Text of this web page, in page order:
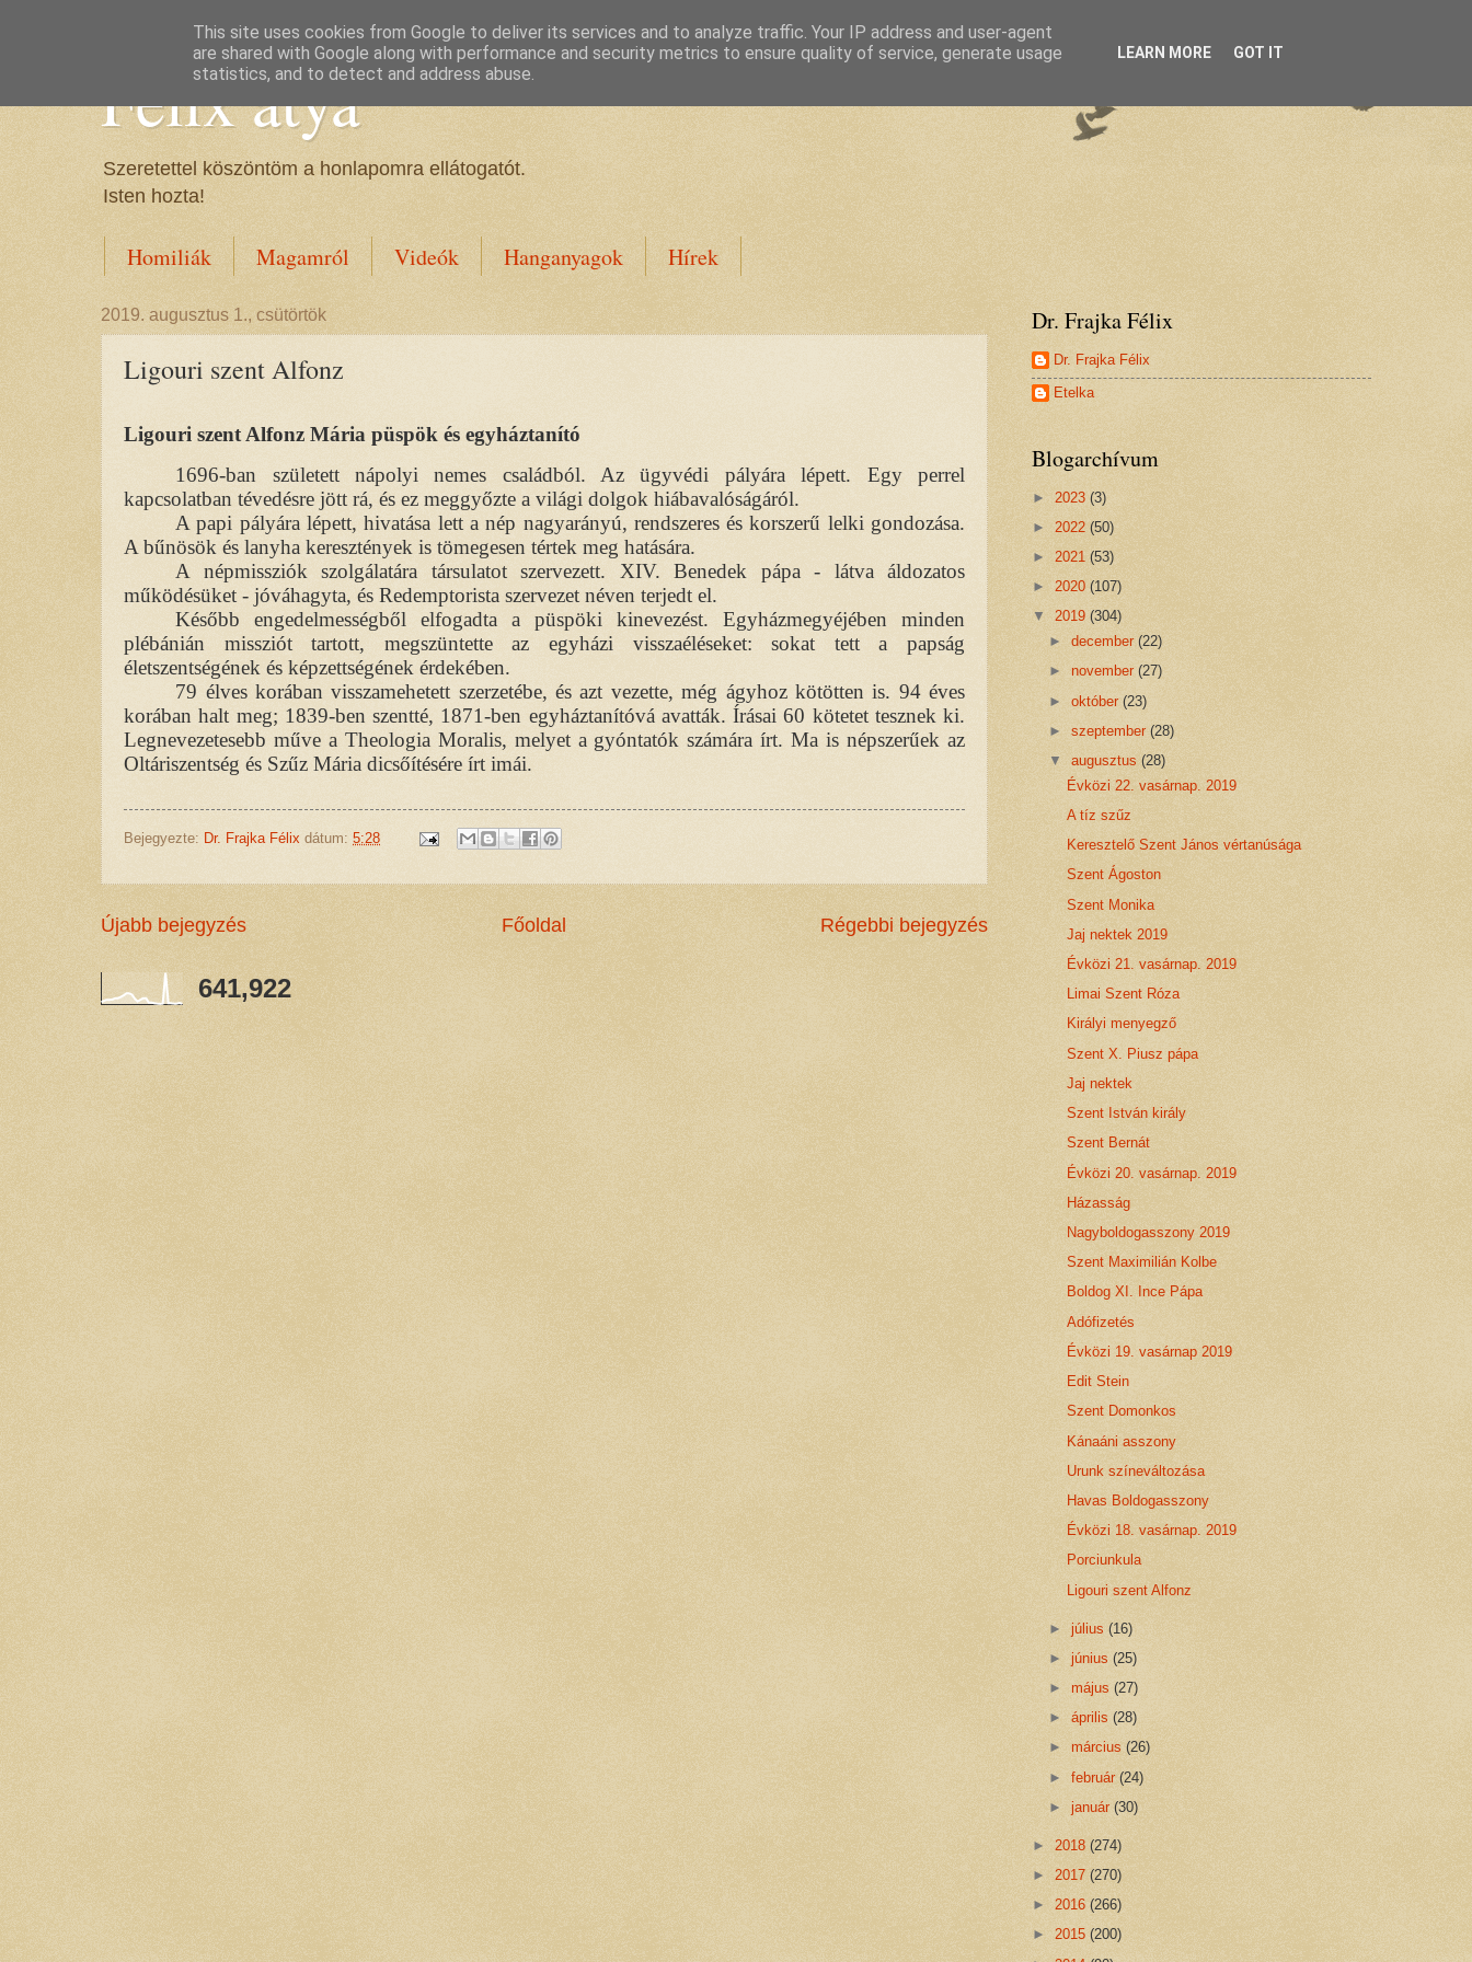
Félix atya
Szeretettel köszöntöm a honlapomra ellátogatót.
Isten hozta!
Homiliák Magamról Videók Hanganyagok Hírek
2019. augusztus 1., csütörtök
Ligouri szent Alfonz
Ligouri szent Alfonz Mária püspök és egyháztanító
1696-ban született nápolyi nemes családból. Az ügyvédi pályára lépett. Egy perrel
kapcsolatban tévedésre jött rá, és ez meggyőzte a világi dolgok hiábavalóságáról.
A papi pályára lépett, hivatása lett a nép nagyarányú, rendszeres és korszerű lelki gondozása.
A bűnösök és lanyha keresztények is tömegesen tértek meg hatására.
A népmissziók szolgálatára társulatot szervezett. XIV. Benedek pápa - látva áldozatos
működésüket - jóváhagyta, és Redemptorista szervezet néven terjedt el.
Később engedelmességből elfogadta a püspöki kinevezést. Egyházmegyéjében minden
plébánián missziót tartott, megszüntette az egyházi visszaéléseket: sokat tett a papság
életszentségének és képzettségének érdekében.
79 élves korában visszamehetett szerzetébe, és azt vezette, még ágyhoz kötötten is. 94 éves
korában halt meg; 1839-ben szentté, 1871-ben egyháztanítóvá avatták. Írásai 60 kötetet tesznek ki.
Legnevezetesebb műve a Theologia Moralis, melyet a gyóntatók számára írt. Ma is népszerűek az
Oltáriszentség és Szűz Mária dicsőítésére írt imái.
Bejegyezte: Dr. Frajka Félix dátum: 5:28
Újabb bejegyzés Régebbi bejegyzés
Főoldal
641,922
Dr. Frajka Félix
Dr. Frajka Félix
Etelka
Blogarchívum
► 2023 (3)
► 2022 (50)
► 2021 (53)
► 2020 (107)
▼ 2019 (304)
►december(22)
►november(27)
►október(23)
►szeptember(28)
▼augusztus(28)
Évközi 22. vasárnap. 2019
A tíz szűz
Keresztelő Szent János vértanúsága
Szent Ágoston
Szent Monika
Jaj nektek 2019
Évközi 21. vasárnap. 2019
Limai Szent Róza
Királyi menyegző
Szent X. Piusz pápa
Jaj nektek
Szent István király
Szent Bernát
Évközi 20. vasárnap. 2019
Házasság
Nagyboldogasszony 2019
Szent Maximilián Kolbe
Boldog XI. Ince Pápa
Adófizetés
Évközi 19. vasárnap 2019
Edit Stein
Szent Domonkos
Kánaáni asszony
Urunk színeváltozása
Havas Boldogasszony
Évközi 18. vasárnap. 2019
Porciunkula
Ligouri szent Alfonz
►július(16)
►június(25)
►május(27)
►április(28)
► március(26)
►február(24)
►január(30)
► 2018 (274)
► 2017 (270)
► 2016 (266)
► 2015 (200)
This site uses cookies from Google to deliver its services and to analyze traffic. Your IP address and user-agent
are shared with Google along with performance and security metrics to ensure quality of service, generate usage
statistics, and to detect and address abuse.
LEARN MORE GOT IT